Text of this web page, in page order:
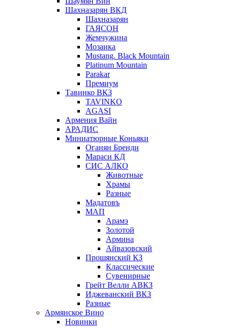
Шахназарян ВКД
Шахназарян
ГАЯСОН
Жемчужина
Мозаика
Mustang. Black Mountain
Platinum Mountain
Parakar
Премиум
Тавинко ВКЗ
TAVINKO
AGASI
Армения Вайн
АРАДИС
Миниатюрные Коньяки
Оганян Бренди
Мараси КД
СИС АЛКО
Животные
Храмы
Разные
Мадатовъ
МАП
Арамэ
Золотой
Армина
Айвазовский
Прошянский КЗ
Классические
Сувенирные
Грейт Велли АВКЗ
Иджеванский ВКЗ
Разные
Армянское Вино
Новинки